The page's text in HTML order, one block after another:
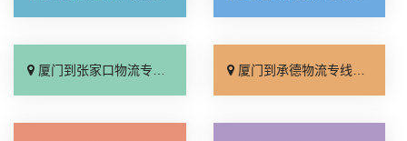
厦门到张家口物流专线_全境派送「多久能到」 厦门到承德物流专线_专业调车「合理收费」